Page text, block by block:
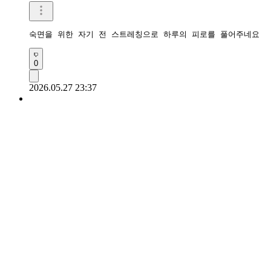
숙면을 위한 자기 전 스트레칭으로 하루의 피로를 풀어주네요
0
2026.05.27 23:37